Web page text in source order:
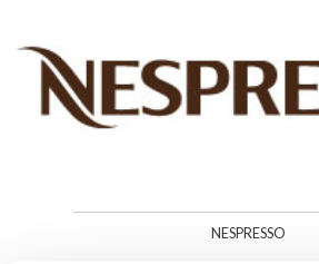
NESPRESSO